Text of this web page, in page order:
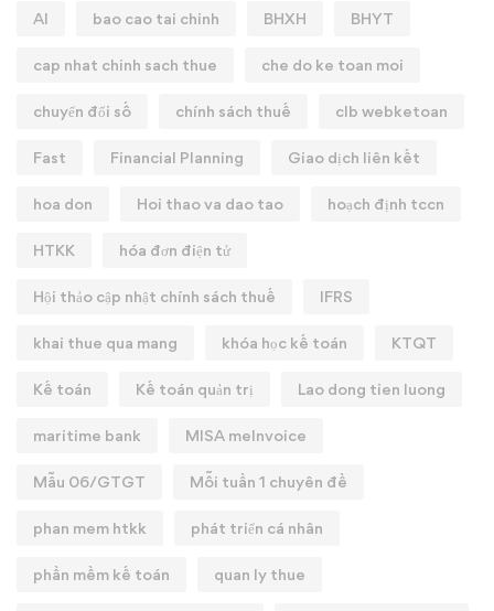
AI bao cao tai chinh BHXH BHYT
cap nhat chinh sach thue che do ke toan moi
chuyển đổi số chính sách thuế clb webketoan
Fast Financial Planning Giao dịch liên kết
hoa don Hoi thao va dao tao hoạch định tccn
HTKK hóa đơn điện tử
Hội thảo cập nhật chính sách thuế IFRS
khai thue qua mang khóa học kế toán KTQT
Kế toán Kế toán quản trị Lao dong tien luong
maritime bank MISA meInvoice
Mẫu 06/GTGT Mỗi tuần 1 chuyên đề
phan mem htkk phát triển cá nhân
phần mềm kế toán quan ly thue